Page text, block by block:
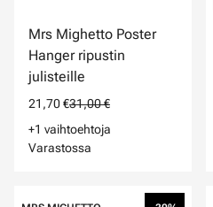
Mrs Mighetto Poster
Hanger ripustin
julisteille
21,70 €31,00 €
+1 vaihtoehtoja
Varastossa